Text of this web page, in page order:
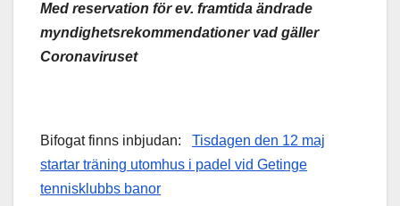
Med reservation för ev. framtida ändrade
myndighetsrekommendationer vad gäller
Coronaviruset
Bifogat finns inbjudan: Tisdagen den 12 maj
startar träning utomhus i padel vid Getinge
tennisklubbs banor